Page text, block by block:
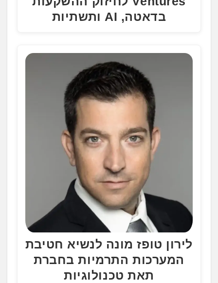
בדאטה, AI ותשתיות
לירון טופז מונה לנשיא חטיבת
המערכות התרמיות בחברת
תאת טכנולוגיות